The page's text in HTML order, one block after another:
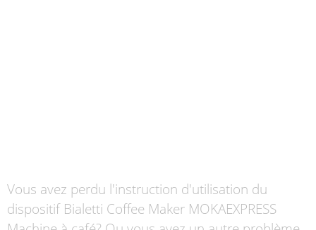
Vous avez perdu l'instruction d'utilisation du
dispositif Bialetti Coffee Maker MOKAEXPRESS